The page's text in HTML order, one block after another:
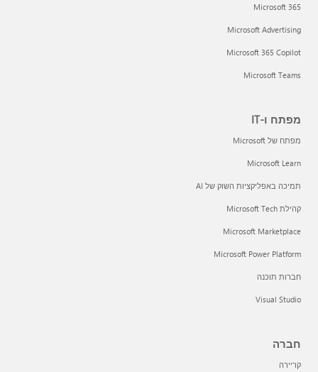
Microsoft 365
Microsoft Advertising
Microsoft 365 Copilot
Microsoft Teams
מפתח ו-IT
מפתח של Microsoft
Microsoft Learn
תמיכה באפליקציות השוק של AI
קהילת Microsoft Tech
Microsoft Marketplace
Microsoft Power Platform
חברות תוכנה
Visual Studio
חברה
קריירה